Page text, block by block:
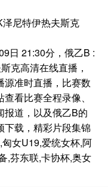
尼特伊热夫斯克
日 21:30分，俄乙B :
克高清在线直播，
源准时直播，比赛数
看比赛全程录像、
报道，以及俄乙B的
下载，精彩片段集锦
女U19,爱统女杯,阿
,芬东联,卡协杯,奥女